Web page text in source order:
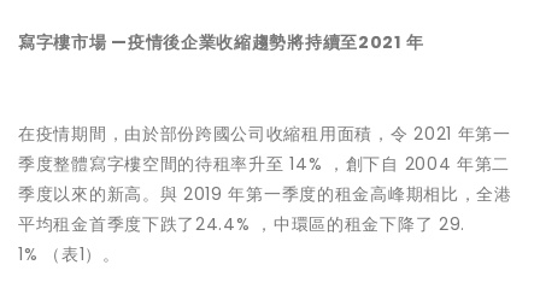
寫字樓市場 —疫情後企業收縮趨勢將持續至2021 年
在疫情期間，由於部份跨國公司收縮租用面積，令 2021 年第一
季度整體寫字樓空間的待租率升至 14% ，創下自 2004 年第二
季度以來的新高。與 2019 年第一季度的租金高峰期相比，全港
平均租金首季度下跌了24.4% ，中環區的租金下降了 29.
1% （表1）。